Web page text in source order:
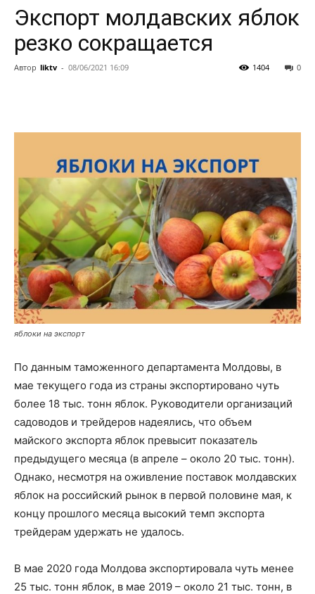
Экспорт молдавских яблок
резко сокращается
Автор liktv - 08/06/2021 16:09 0
1404
яблоки на экспорт
По данным таможенного департамента Молдовы, в
мае текущего года из страны экспортировано чуть
более 18 тыс. тонн яблок. Руководители организаций
садоводов и трейдеров надеялись, что объем
майского экспорта яблок превысит показатель
предыдущего месяца (в апреле – около 20 тыс. тонн).
Однако, несмотря на оживление поставок молдавских
яблок на российский рынок в первой половине мая, к
концу прошлого месяца высокий темп экспорта
трейдерам удержать не удалось.
В мае 2020 года Молдова экспортировала чуть менее
25 тыс. тонн яблок, в мае 2019 – около 21 тыс. тонн, в